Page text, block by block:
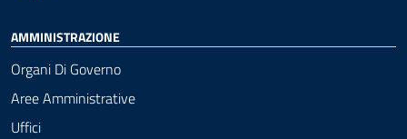
AMMINISTRAZIONE
Organi Di Governo
Aree Amministrative
Uffici